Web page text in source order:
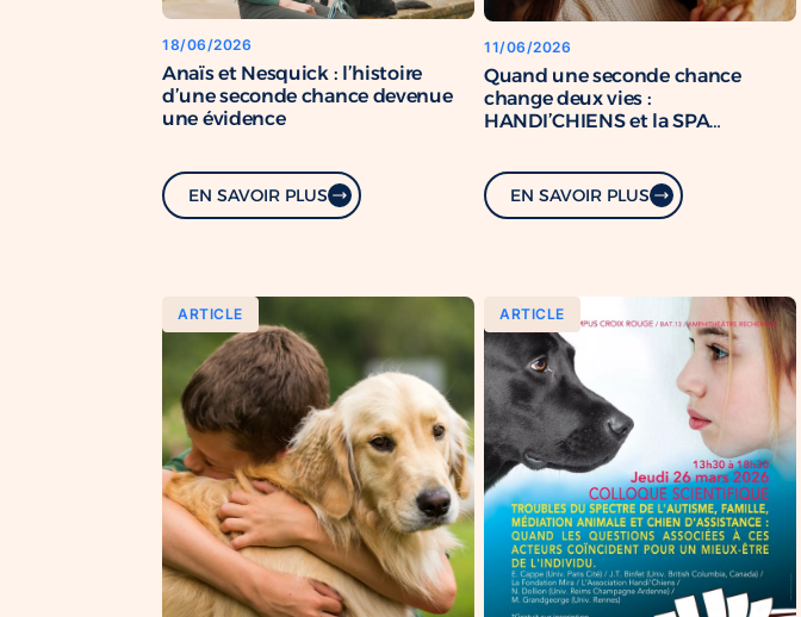
18/06/2026
Anaïs et Nesquick : l’histoire
d’une seconde chance devenue
une évidence
EN SAVOIR PLUS
11/06/2026
Quand une seconde chance
change deux vies :
HANDI’CHIENS et la SPA
commun
EN SAVOIR PLUS
ARTICLE ARTICLE